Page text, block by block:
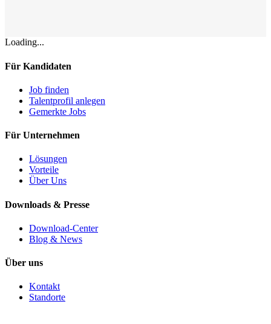
Loading...
Für Kandidaten
Job finden
Talentprofil anlegen
Gemerkte Jobs
Für Unternehmen
Lösungen
Vorteile
Über Uns
Downloads & Presse
Download-Center
Blog & News
Über uns
Kontakt
Standorte